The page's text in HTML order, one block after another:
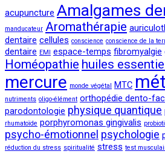
acupuncture Amalgames
manducateur Aromathérapie
dentaire cellules conscience conscience de la
dentaire EMI espace-temps fibromyalgie
Homéopathie huiles
mercure monde végétal MTC
nutriments oligo-élément orthopédie dento-
parodontologie physique quantique
rhumatoïde porphyromonas gingivalis
psycho-émotionnel psychologie
réduction du stress spiritualité stress test